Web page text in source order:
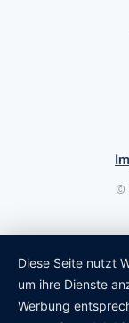
©
Diese Seite nutzt
um ihre Dienste
Werbung